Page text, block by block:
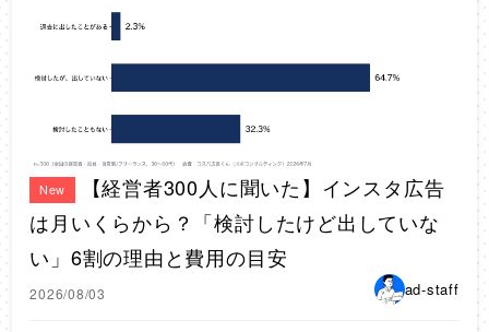
New
【経営者300人に聞いた】インスタ広告
は月いくらから？「検討したけど出していな
い」6割の理由と費用の目安
2026/08/03 ad-staff